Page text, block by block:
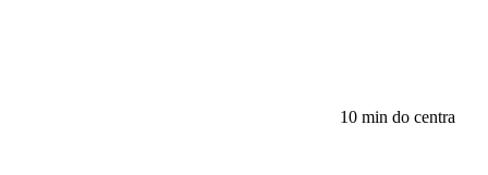
10 min do centra